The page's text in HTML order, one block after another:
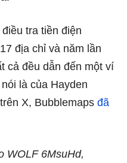
tra tiền điện
địa chỉ và năm lần
cả đều dẫn đến một ví
là của Hayden
X, Bubblemaps đã
WOLF 6MsuHd,